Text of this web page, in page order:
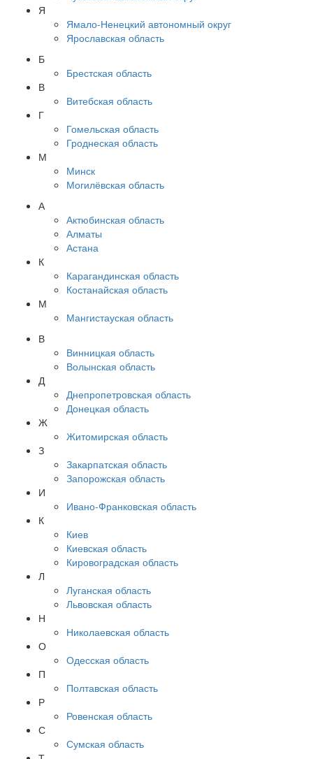
Я
Ямало-Ненецкий автономный округ
Ярославская область
Б
Брестская область
В
Витебская область
Г
Гомельская область
Гроднеская область
М
Минск
Могилёвская область
А
Актюбинская область
Алматы
Астана
К
Карагандинская область
Костанайская область
М
Мангистауская область
В
Винницкая область
Волынская область
Д
Днепропетровская область
Донецкая область
Ж
Житомирская область
З
Закарпатская область
Запорожская область
И
Ивано-Франковская область
К
Киев
Киевская область
Кировоградская область
Л
Луганская область
Львовская область
Н
Николаевская область
О
Одесская область
П
Полтавская область
Р
Ровенская область
С
Сумская область